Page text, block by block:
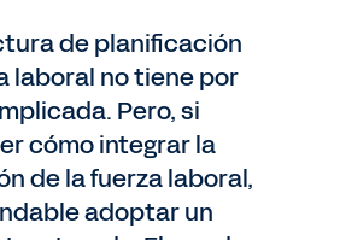
de planificación
laboral no tiene por
Pero, si
cómo integrar la
de la fuerza laboral,
adoptar un